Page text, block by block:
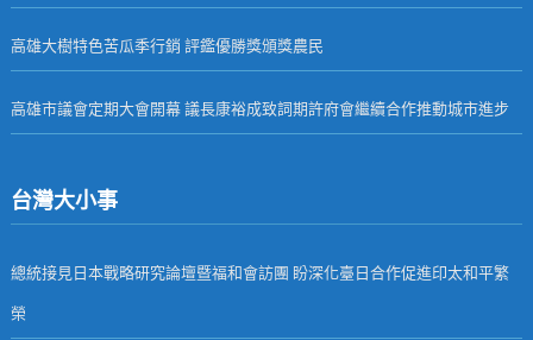
高雄大樹特色苦瓜季行銷 評鑑優勝獎頒獎農民
高雄市議會定期大會開幕 議長康裕成致詞期許府會繼續合作推動城市進步
台灣大小事
總統接見日本戰略研究論壇暨福和會訪團 盼深化臺日合作促進印太和平繁
榮